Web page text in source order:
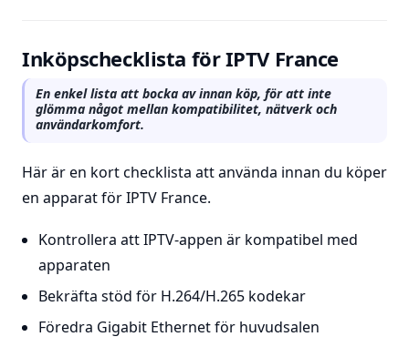
Inköpschecklista för IPTV France
En enkel lista att bocka av innan köp, för att inte
glömma något mellan kompatibilitet, nätverk och
användarkomfort.
Här är en kort checklista att använda innan du köper
en apparat för IPTV France.
Kontrollera att IPTV-appen är kompatibel med
apparaten
Bekräfta stöd för H.264/H.265 kodekar
Föredra Gigabit Ethernet för huvudsalen